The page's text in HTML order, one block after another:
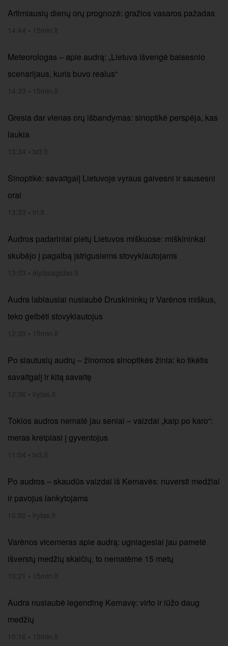
Artimiausių dienų orų prognozė: gražios vasaros pažadas
14:44 • 15min.lt
Meteorologas – apie audrą: „Lietuva išvengė baisesnio
scenarijaus, kuris buvo realus“
14:33 • 15min.lt
Gresia dar vienas orų išbandymas: sinoptikė perspėja, kas
laukia
13:34 • tv3.lt
Sinoptikė: savaitgalį Lietuvoje vyraus gaivesni ir sausesni
orai
13:33 • lrt.lt
Audros padariniai pietų Lietuvos miškuose: miškininkai
skubėjo į pagalbą įstrigusiems stovyklautojams
13:03 • alytausgidas.lt
Audra labiausiai nusiaubė Druskininkų ir Varėnos miškus,
teko gelbėti stovyklautojus
12:39 • 15min.lt
Po siautusių audrų – žinomos sinoptikės žinia: ko tikėtis
savaitgalį ir kitą savaitę
12:36 • lrytas.lt
Tokios audros nematė jau seniai – vaizdai „kaip po karo“:
meras kreipiasi į gyventojus
11:04 • tv3.lt
Po audros – skaudūs vaizdai iš Kernavės: nuversti medžiai
ir pavojus lankytojams
10:50 • lrytas.lt
Varėnos vicemeras apie audrą: ugniagesiai jau pametė
išverstų medžių skaičių, to nematėme 15 metų
10:21 • 15min.lt
Audra nusiaubė legendinę Kernavę: virto ir lūžo daug
medžių
10:16 • 15min.lt